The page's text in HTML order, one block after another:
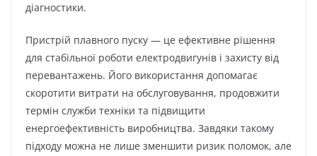
діагностики.
Пристрій плавного пуску — це ефективне рішення
для стабільної роботи електродвигунів і захисту від
перевантажень. Його використання допомагає
скоротити витрати на обслуговування, продовжити
термін служби техніки та підвищити
енергоефективність виробництва. Завдяки такому
підходу можна не лише зменшити ризик поломок, але